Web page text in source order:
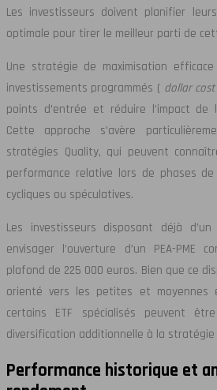
Les investisseurs doivent planifier
optimale pour tirer le meilleur parti de
Une stratégie de maximisation
investissements programmés ( dollar
points d’entrée et réduire l’impact de
Cette approche s’avère
stratégies Quality, qui peuvent
performance relative lors de phases
cycliques ou spéculatives.
Les investisseurs disposant déjà
envisager l’ouverture d’un PEA-PME
plafond de 225 000 euros. Bien que ce
orienté vers les petites et moyennes
certains ETF spécialisés peuvent
diversification additionnelle à la stratégie
Performance historique et